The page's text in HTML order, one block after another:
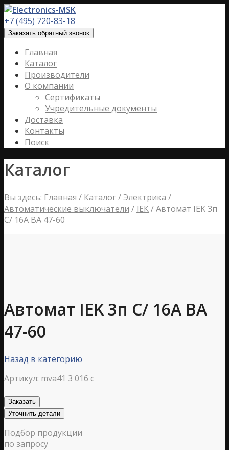
+7 (495) 720-83-18
Заказать обратный звонок
Главная
Каталог
Производители
О компании
Сертификаты
Учредительные документы
Доставка
Контакты
Поиск
Каталог
Вы здесь: Главная / Каталог/ Электрика /
Автоматические выключатели / IЕК/Автомат IEK 3п
С/ 16А ВА 47-60
Автомат IEK 3п С/ 16А ВА
47-60
Назад в категорию
Артикул: mva41 3 016 c
Заказать
Уточнить детали
Подбор продукции
по запросу